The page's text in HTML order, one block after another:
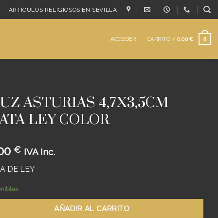
ARTÍCULOS RELIGIOSOS EN SEVILLA
ACCEDER CARRITO /0,00€ 0
ASTURIAS 4,7X3,5CM
LEY COLOR
€ IVA Inc.
DE LEY
AÑADIR AL CARRITO